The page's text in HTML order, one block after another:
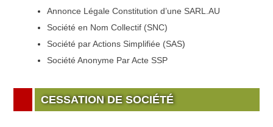
Annonce Légale Constitution d’une SARL.AU
Société en Nom Collectif (SNC)
Société par Actions Simplifiée (SAS)
Société Anonyme Par Acte SSP
CESSATION DE SOCIÉTÉ